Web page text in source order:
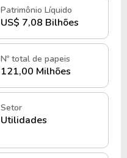
Patrimônio Líquido
US$ 7,08 Bilhões
Nº total de papeis
121,00 Milhões
Setor
Utilidades